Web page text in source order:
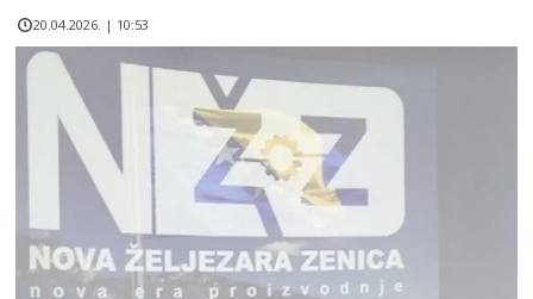
20.04.2026. | 10:53